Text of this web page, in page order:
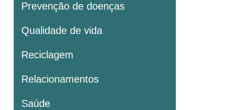
Prevenção de doenças
Qualidade de vida
Reciclagem
Relacionamentos
Saúde